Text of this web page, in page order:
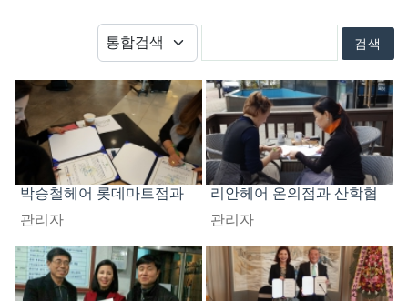
박승철헤어 롯데마트점과
산학협력 체결
관리자
리안헤어 온의점과 산학협
력
관리자